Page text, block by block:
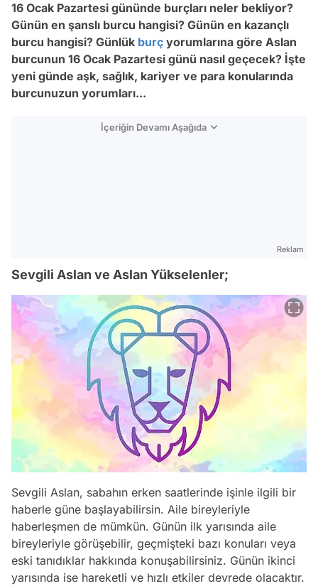
16 Ocak Pazartesi gününde burçları neler bekliyor?
Günün en şanslı burcu hangisi? Günün en kazançlı
burcu hangisi? Günlük burç yorumlarına göre Aslan
burcunun 16 Ocak Pazartesi günü nasıl geçecek? İşte
yeni günde aşk, sağlık, kariyer ve para konularında
burcunuzun yorumları...
İçeriğin Devamı Aşağıda
Reklam
Sevgili Aslan ve Aslan Yükselenler;
Sevgili Aslan, sabahın erken saatlerinde işinle ilgili bir
haberle güne başlayabilirsin. Aile bireyleriyle
haberleşmen de mümkün. Günün ilk yarısında aile
bireyleriyle görüşebilir, geçmişteki bazı konuları veya
eski tanıdıklar hakkında konuşabilirsiniz. Günün ikinci
yarısında ise hareketli ve hızlı etkiler devrede olacaktır.